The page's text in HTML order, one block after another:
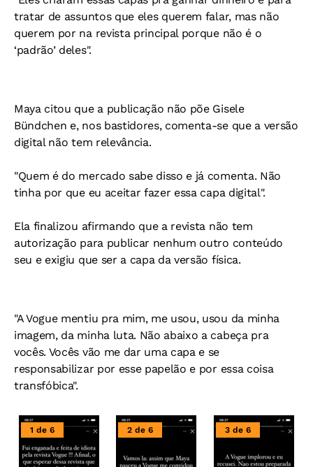
tratar de assuntos que eles querem falar, mas não
querem por na revista principal porque não é o
‘padrão’ deles".
Maya citou que a publicação não põe Gisele
Bündchen e, nos bastidores, comenta-se que a versão
digital não tem relevância.
"Quem é do mercado sabe disso e já comenta. Não
tinha por que eu aceitar fazer essa capa digital".
Ela finalizou afirmando que a revista não tem
autorização para publicar nenhum outro conteúdo
seu e exigiu que ser a capa da versão física.
"A Vogue mentiu pra mim, me usou, usou da minha
imagem, da minha luta. Não abaixo a cabeça pra
vocês. Vocês vão me dar uma capa e se
responsabilizar por esse papelão e por essa coisa
transfóbica".
1 de 6 2 de 6 3 de 6